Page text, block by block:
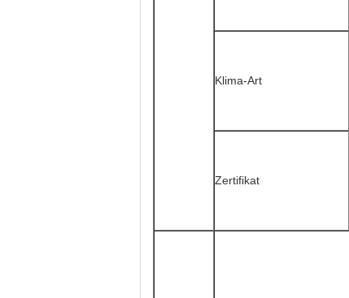
Klima-Art
Zertifikat